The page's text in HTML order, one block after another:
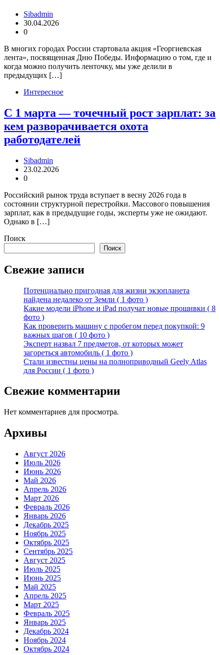
Sibadmin
30.04.2026
0
В многих городах России стартовала акция «Георгиевская
лента», посвященная Дню Победы. Информацию о том, где и
когда можно получить ленточку, мы уже делили в
предыдущих […]
Интересное
С 1 марта — точечный рост зарплат: за
кем разворачивается охота
работодателей
Sibadmin
23.02.2026
0
Российский рынок труда вступает в весну 2026 года в
состоянии структурной перестройки. Массового повышения
зарплат, как в предыдущие годы, эксперты уже не ожидают.
Однако в […]
Поиск
Поиск
Свежие записи
Потенциально пригодная для жизни экзопланета
найдена недалеко от Земли ( 1 фото )
Какие модели iPhone и iPad получат новые прошивки ( 8
фото )
Как проверить машину с пробегом перед покупкой: 9
важных шагов ( 10 фото )
Эксперт назвал 7 предметов, от которых может
загореться автомобиль ( 1 фото )
Стали известны цены на полноприводный Geely Atlas
для России ( 1 фото )
Свежие комментарии
Нет комментариев для просмотра.
Архивы
Август 2026
Июль 2026
Июнь 2026
Май 2026
Апрель 2026
Март 2026
Февраль 2026
Январь 2026
Декабрь 2025
Ноябрь 2025
Октябрь 2025
Сентябрь 2025
Август 2025
Июль 2025
Июнь 2025
Май 2025
Апрель 2025
Март 2025
Февраль 2025
Январь 2025
Декабрь 2024
Ноябрь 2024
Октябрь 2024